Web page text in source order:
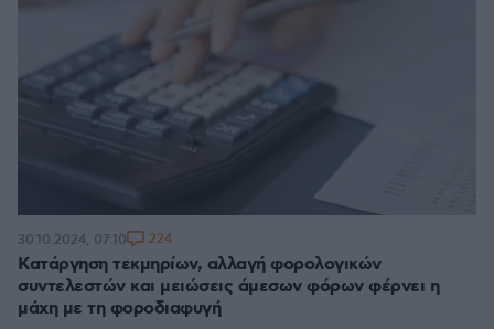
Κατάργηση τεκμηρίων, αλλαγή φορολογικών
συντελεστών και μειώσεις άμεσων φόρων φέρνει η
μάχη με τη φοροδιαφυγή
30.10.2024, 07:10 224